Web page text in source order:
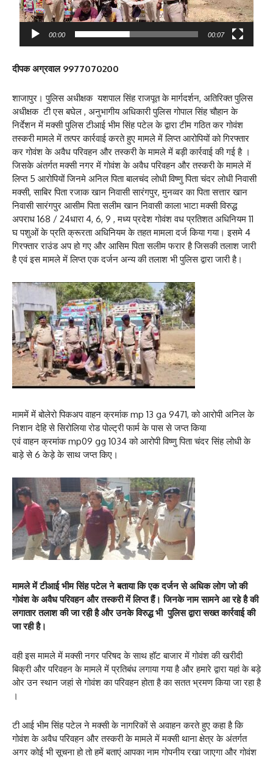
a
e
00:00 00:07
दीपक अग्रवाल 9977070200
शाजापुर। पुलिस अधीक्षक यशपाल सिंह राजपूत के मार्गदर्शन, अतिरिक्त पुलिस
अधीक्षक टी एस बघेल , अनुभागीय अधिकारी पुलिस गोपाल सिंह चौहान के
निर्देशन में मक्सी पुलिस टीआई भीम सिंह पटेल के द्वारा टीम गठित कर गोवंश
तस्करी मामले में तत्पर कार्रवाई करते हुए मामले में लिप्त आरोपियों को गिरफ्तार
कर गोवंश के अवैध परिवहन और तस्करी के मामले में बड़ी कार्रवाई की गई है ।
जिसके अंतर्गत मक्सी नगर में गोवंश के अवैध परिवहन और तस्करी के मामले में
लिप्त 5 आरोपियों जिनमे अनिल पिता बालचंद लोधी विष्णु पिता चंदर लोधी निवासी
मक्सी, साबिर पिता रजाक खान निवासी सारंगपुर, मुनव्वर का पिता सत्तार खान
निवासी सारंगपुर आसीम पिता सलीम खान निवासी काला भाटा मक्सी विरुद्ध
अपराध 168 / 24धारा 4, 6, 9 , मध्य प्रदेश गोवंश वध प्रतिशत अधिनियम 11
घ पशुओं के प्रति क्रूरता अधिनियम के तहत मामला दर्ज किया गया। इसमे 4
गिरफ्तार राउंड अप हो गए और आसिम पिता सलीम फरार है जिसकी तलाश जारी
है एवं इस मामले में लिप्त एक दर्जन अन्य की तलाश भी पुलिस द्वारा जारी है।
माममें में बोलेरो पिकअप वाहन क्रमांक mp 13 ga 9471, को आरोपी अनिल के
निशान देहि से सिरोलिया रोड पोल्ट्री फार्म के पास से जप्त किया
एवं वाहन क्रमांक mp09 gg 1034 को आरोपी विष्णु पिता चंदर सिंह लोधी के
बाड़े से 6 केड़े के साथ जप्त किए।
मामले में टीआई भीम सिंह पटेल ने बताया कि एक दर्जन से अधिक लोग जो की
गोवंश के अवैध परिवहन और तस्करी में लिप्त हैं। जिनके नाम सामने आ रहे है की
लगातार तलाश की जा रही है और उनके विरुद्ध भी पुलिस द्वारा सख्त कार्रवाई की
जा रही है।
वही इस मामले में मक्सी नगर परिषद के साथ हॉट बाजार में गोवंश की खरीदी
बिक्री और परिवहन के मामले में प्रतिबंध लगाया गया है और हमारे द्वारा यहां के बड़े
ओर उन स्थान जहां से गोवंश का परिवहन होता है का सतत भ्रमण किया जा रहा है
।
टी आई भीम सिंह पटेल ने मक्सी के नागरिकों से अवाहन करते हुए कहा है कि
गोवंश के अवैध परिवहन और तस्करी के मामले में मक्सी थाना क्षेत्र के अंतर्गत
अगर कोई भी सूचना हो तो हमें बताएं आपका नाम गोपनीय रखा जाएगा और गोवंश